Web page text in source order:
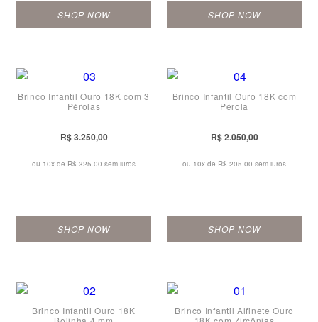
SHOP NOW SHOP NOW
Brinco Infantil Ouro 18K com 3
Pérolas
R$ 3.250,00
ou 10x de R$ 325,00 sem juros
SHOP NOW
Brinco Infantil Ouro 18K com
Pérola
R$ 2.050,00
ou 10x de R$ 205,00 sem juros
SHOP NOW
Brinco Infantil Ouro 18K
Brinco Infantil Alfinete Ouro